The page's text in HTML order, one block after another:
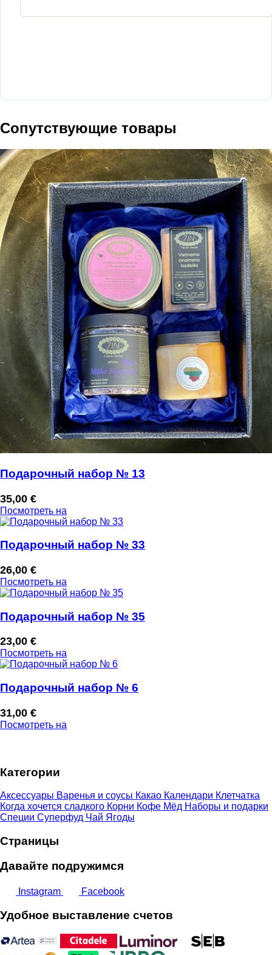
Сопутствующие товары
Подарочный набор № 13
35,00 €
Посмотреть на
Подарочный набор № 33
26,00 €
Посмотреть на
Подарочный набор № 35
23,00 €
Посмотреть на
Подарочный набор № 6
31,00 €
Посмотреть на
Категории
Аксессуары Варенья и соусы Какао Календари Клетчатка
Когда хочется сладкого Корни Кофе Мёд Наборы и подарки
Специи Суперфуд Чай Ягоды
Страницы
Давайте подружимся
Instagram Facebook
Удобное выставление счетов